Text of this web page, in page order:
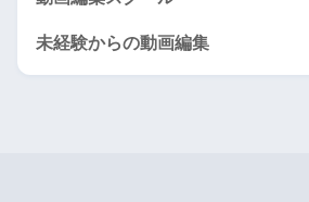
未経験からの動画編集